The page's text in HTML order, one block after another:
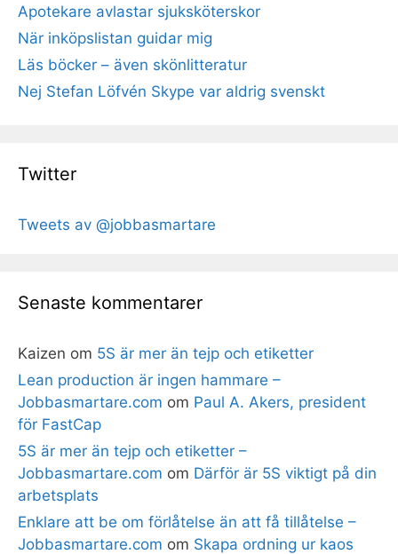
Apotekare avlastar sjuksköterskor
När inköpslistan guidar mig
Läs böcker – även skönlitteratur
Nej Stefan Löfvén Skype var aldrig svenskt
Twitter
Tweets av @jobbasmartare
Senaste kommentarer
Kaizen om 5S är mer än tejp och etiketter
Lean production är ingen hammare –
Jobbasmartare.com om Paul A. Akers, president
för FastCap
5S är mer än tejp och etiketter –
Jobbasmartare.com om Därför är 5S viktigt på din
arbetsplats
Enklare att be om förlåtelse än att få tillåtelse –
Jobbasmartare.com om Skapa ordning ur kaos